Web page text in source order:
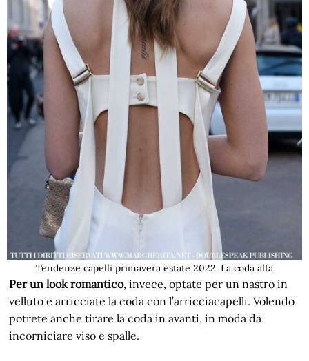
Tendenze capelli primavera estate 2022. La coda alta
Per un look romantico, invece, optate per un nastro in
velluto e arricciate la coda con l’arricciacapelli. Volendo
potrete anche tirare la coda in avanti, in moda da
incorniciare viso e spalle.